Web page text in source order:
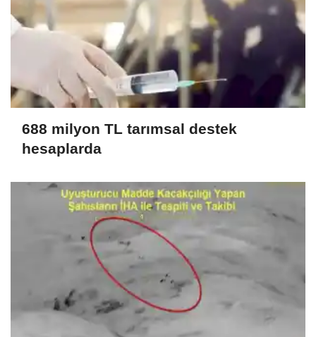
688 milyon TL tarımsal destek
hesaplarda